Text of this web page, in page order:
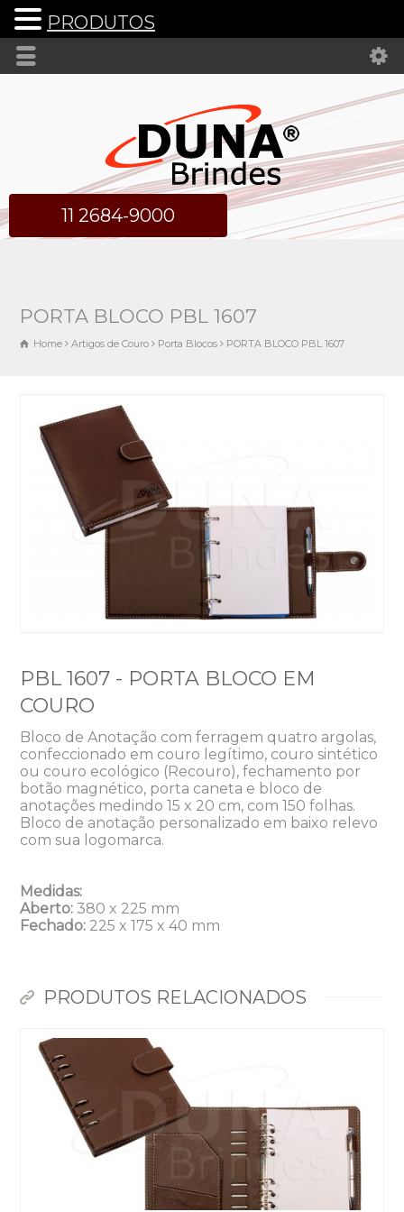
11 2684-9000
PORTA BLOCO PBL 1607
Home Artigos de Couro Porta Blocos PORTA BLOCO PBL 1607
PBL 1607 - PORTA BLOCO EM
COURO
Bloco de Anotação com ferragem quatro argolas,
confeccionado em couro legítimo, couro sintético
ou couro ecológico (Recouro), fechamento por
botão magnético, porta caneta e bloco de
anotações medindo 15 x 20 cm, com 150 folhas.
Bloco de anotação personalizado em baixo relevo
com sua logomarca.
Medidas:
Aberto: 380 x 225 mm
Fechado: 225 x 175 x 40 mm
PRODUTOS RELACIONADOS
PRODUTOS